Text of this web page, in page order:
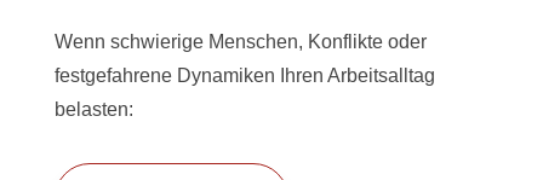
Wenn schwierige Menschen, Konflikte oder
festgefahrene Dynamiken Ihren Arbeitsalltag
belasten: